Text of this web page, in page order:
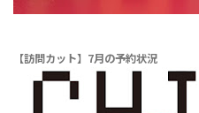
【訪問カット】7月の予約状況